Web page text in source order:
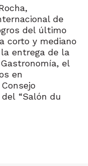
de
del último
corto y mediano
entrega de la
el
en
“Salón du